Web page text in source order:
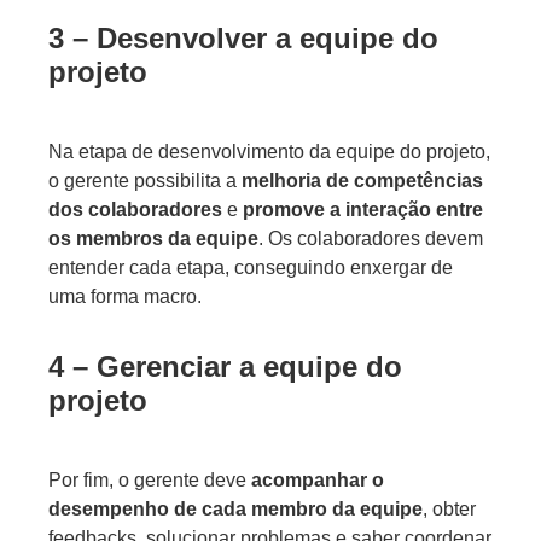
3 – Desenvolver a equipe do
projeto
Na etapa de desenvolvimento da equipe do projeto,
o gerente possibilita a melhoria de competências
dos colaboradores e promove a interação entre
os membros da equipe. Os colaboradores devem
entender cada etapa, conseguindo enxergar de
uma forma macro.
4 – Gerenciar a equipe do
projeto
Por fim, o gerente deve acompanhar o
desempenho de cada membro da equipe, obter